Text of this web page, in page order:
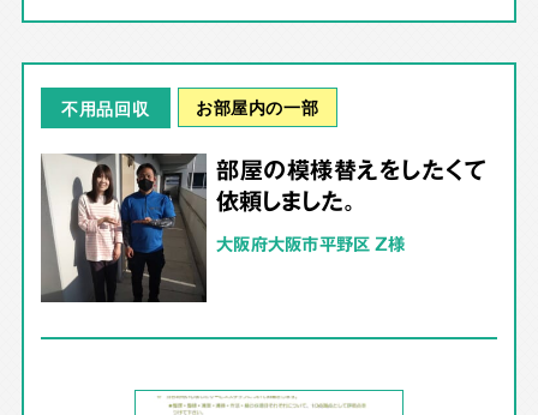
不用品回収 お部屋内の一部
部屋の模様替えをしたくて
依頼しました。
大阪府大阪市平野区 Z様